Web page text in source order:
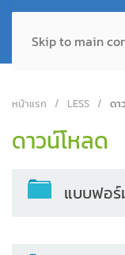
Skip to main
หน้าแรก LESS ดา
ดาวน์โหลด
แบบฟอร์